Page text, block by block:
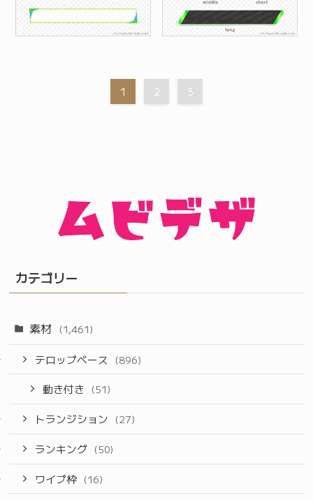
1 2 3
カテゴリー
素材 (1,461)
テロップベース (896)
動き付き (51)
トランジション (27)
ランキング (50)
ワイプ枠 (16)